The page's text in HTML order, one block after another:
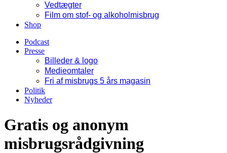
Vedtægter
Film om stof- og alkoholmisbrug
Shop
Podcast
Presse
Billeder & logo
Medieomtaler
Fri af misbrugs 5 års magasin
Politik
Nyheder
Gratis og anonym
misbrugsrådgivning